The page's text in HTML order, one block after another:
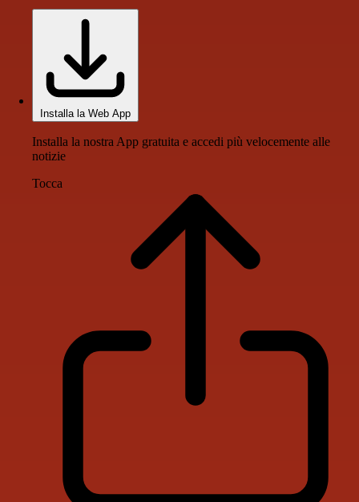
Installa la Web App
Installa la nostra App gratuita e accedi più velocemente alle
notizie
Tocca